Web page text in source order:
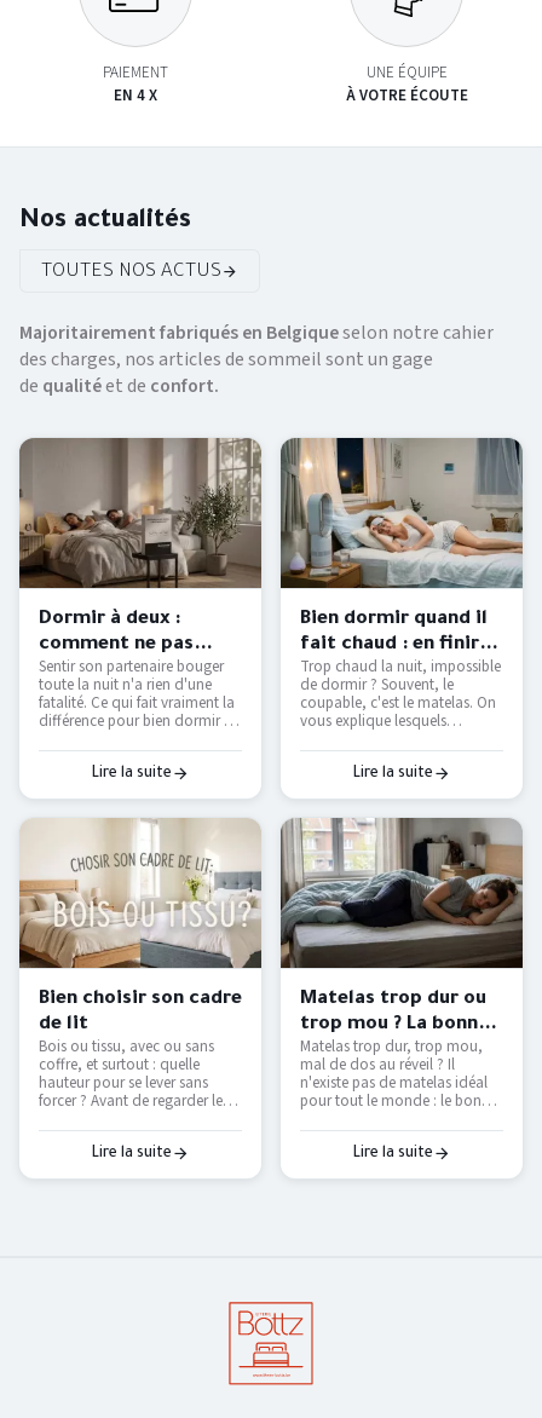
PAIEMENT
EN 4 X
UNE ÉQUIPE
À VOTRE ÉCOUTE
Nos actualités
TOUTES NOS ACTUS
Majoritairement fabriqués en Belgiqueselon notre cahier
des charges, nos articles de sommeil sont un gage
de qualitéet de confort.
Dormir à deux :
comment ne pas
déranger son
partenaire ?
Sentir son partenaire bouger
toute la nuit n'a rien d'une
fatalité. Ce qui fait vraiment la
différence pour bien dormir à
avant d'acheter.
Lire la suite
Bien dormir quand il
fait chaud : en finir
avec les nuits moites
— Literie Bottz Liège
Trop chaud la nuit, impossible
de dormir ? Souvent, le
coupable, c'est le matelas. On
vous explique lesquels
vraiment, et comment
retrouver des nuits fraîches
sans tout remplacer.
Lire la suite
Bien choisir son cadre
de lit
Bois ou tissu, avec ou sans
coffre, et surtout : quelle
hauteur pour se lever sans
forcer ? Avant de regarder les
questions à se poser pour
choisir un cadre de lit qui dure
et qui vous facilite le
Lire la suite
Matelas trop dur ou
trop mou ? La bonne
fermeté selon votre
morphologie
Matelas trop dur, trop mou,
mal de dos au réveil ? Il
n'existe pas de matelas idéal
pour tout le monde : le bon
sommeil et de votre
corpulence. On vous explique
comment trouver le vôtre — et
Lire la suite